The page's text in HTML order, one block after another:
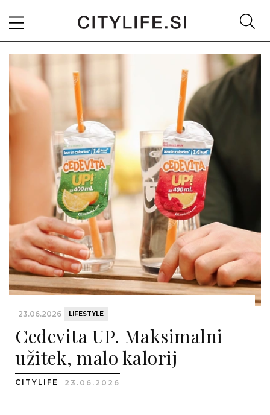
23.06.2026 LIFESTYLE
Cedevita UP. Maksimalni
užitek, malo kalorij
CITYLIFE 23.06.2026